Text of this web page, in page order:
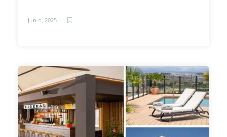
Junio, 2025